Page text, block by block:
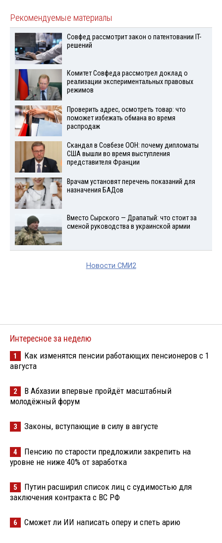
Рекомендуемые материалы
Совфед рассмотрит закон о патентовании IT-
решений
Комитет Совфеда рассмотрел доклад о
реализации экспериментальных правовых
режимов
Проверить адрес, осмотреть товар: что
поможет избежать обмана во время
распродаж
Скандал в Совбезе ООН: почему дипломаты
США вышли во время выступления
представителя Франции
Врачам установят перечень показаний для
назначения БАДов
Вместо Сырского — Драпатый: что стоит за
сменой руководства в украинской армии
Новости СМИ2
Интересное за неделю
1
Как изменятся пенсии работающих пенсионеров с 1
августа
2
В Абхазии впервые пройдёт масштабный
молодёжный форум
3 Законы, вступающие в силу в августе
4
Пенсию по старости предложили закрепить на
уровне не ниже 40% от заработка
5
Путин расширил список лиц с судимостью для
заключения контракта с ВС РФ
6 Сможет ли ИИ написать оперу и спеть арию